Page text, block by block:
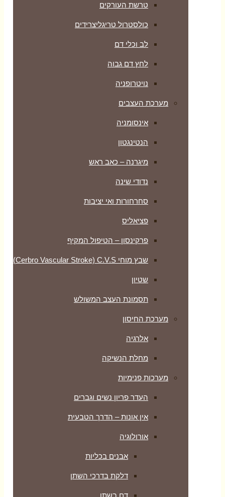
טרשת העורקים
כולסטרול טריגליצרידים
לב וכלי דם
לחץ דם גבוה
נויטרופניה
מערכת העצבים
אינסומניה
הנטינגטון
מיגרנה – כאב ראש
נדודי שינה
סחרחורות ואי יציבות
פציאליס
פרקינסון – הטיפול המקיף
שבץ מוחי Cerbro Vascular Stroke) C.V.S)
שטיון
תסמונת העצב המשולש
מערכת החיסון
אלרגיה
מחלת הנשיקה
מערכות פנימיות
העדר פריון נשים וגברים
אין אונות – הדרך הטבעית
אורולוגיה
אבנים בכליות
דלקת בדרכי השתן
דם בשתן